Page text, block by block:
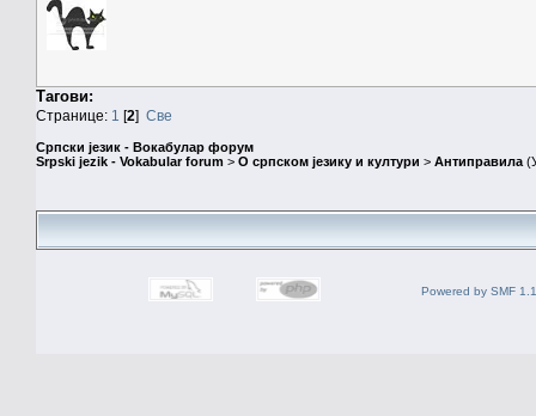
Тагови:
Странице: 1 [2] Све
Српски језик - Вокабулар форум
Srpski jezik - Vokabular forum > О српском језику и култури > Антиправила
Powered by SMF